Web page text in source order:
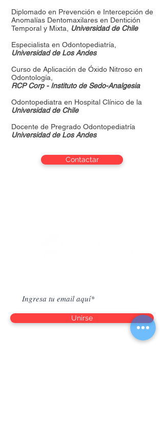
Diplomado en Prevención e Intercepción de
Anomalías Dentomaxilares en Dentición
Temporal y Mixta, Universidad de Chile
Especialista en Odontopediatría,
Universidad de Los Andes
Curso de Aplicación de Óxido Nitroso en
Odontología,
RCP Corp - Instituto de Sedo-Analgesia
Odontopediatra en Hospital Clínico de la
Universidad de Chile
Docente de Pregrado Odontopediatría
Universidad de Los Andes
Contactar
Unirse